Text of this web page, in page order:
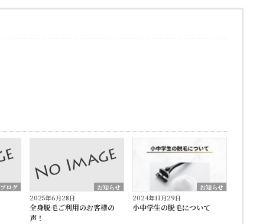
ブログ
お知らせ
2025年6月28日
全身脱毛ご利用のお客様の
声！
お知らせ
2024年11月29日
小中学生の脱毛について